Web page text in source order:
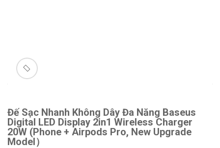
🔍
Đế Sạc Nhanh Không Dây Đa Năng Baseus
Digital LED Display 2in1 Wireless Charger
20W (Phone + Airpods Pro, New Upgrade
Model）